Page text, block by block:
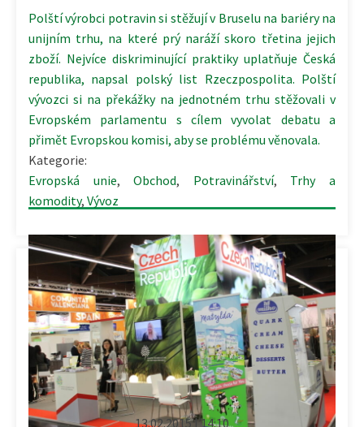
Polští výrobci potravin si stěžují v Bruselu na bariéry na
unijním trhu, na které prý naráží skoro třetina jejich
zboží. Nejvíce diskriminující praktiky uplatňuje Česká
republika, napsal polský list Rzeczpospolita. Polští
vývozci si na překážky na jednotném trhu stěžovali v
Evropském parlamentu s cílem vyvolat debatu a
přimět Evropskou komisi, aby se problému věnovala.
Kategorie:
Evropská unie,Obchod, Potravinářství, Trhy a
komodity, Vývoz
13.02.2015 | 14:10